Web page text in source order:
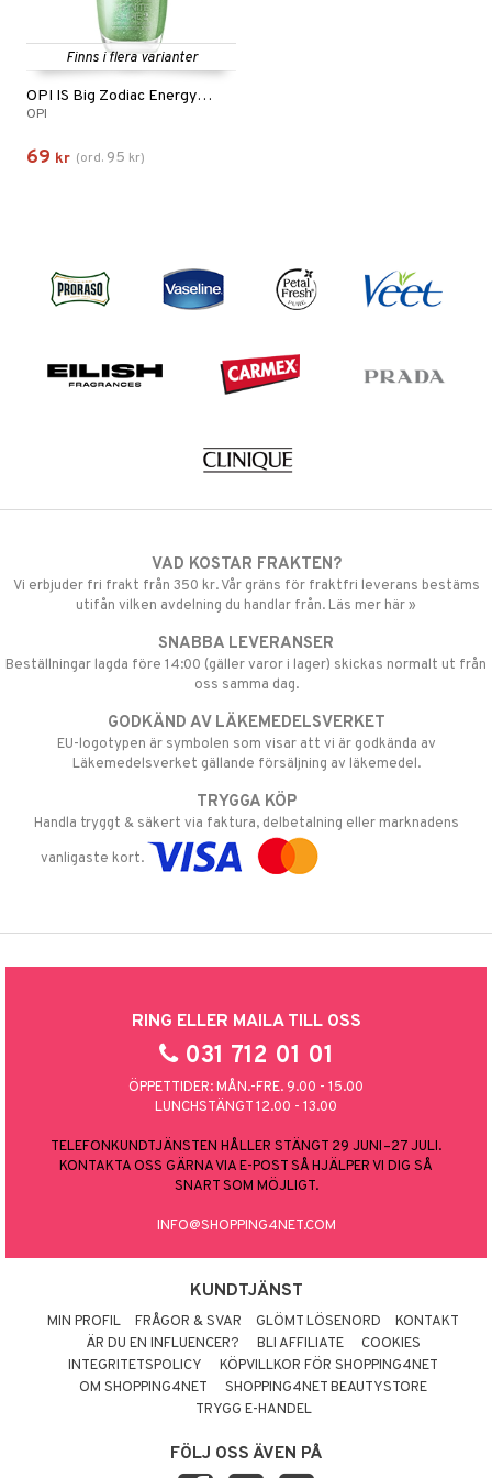
Finns i flera varianter
OPI IS Big Zodiac Energy Collection
OPI
69 kr (ord. 95 kr)
VAD KOSTAR FRAKTEN?
Vi erbjuder fri frakt från 350 kr. Vår gräns för fraktfri leverans bestäms
utifån vilken avdelning du handlar från. Läs mer här »
SNABBA LEVERANSER
Beställningar lagda före 14:00 (gäller varor i lager) skickas normalt ut från
oss samma dag.
GODKÄND AV LÄKEMEDELSVERKET
EU-logotypen är symbolen som visar att vi är godkända av
Läkemedelsverket gällande försäljning av läkemedel.
TRYGGA KÖP
Handla tryggt & säkert via faktura, delbetalning eller marknadens
vanligaste kort.
RING ELLER MAILA TILL OSS
031 712 01 01
ÖPPETTIDER: MÅN.-FRE. 9.00 - 15.00
LUNCHSTÄNGT 12.00 - 13.00
TELEFONKUNDTJÄNSTEN HÅLLER STÄNGT 29 JUNI–27 JULI.
KONTAKTA OSS GÄRNA VIA E-POST SÅ HJÄLPER VI DIG SÅ
SNART SOM MÖJLIGT.
INFO@SHOPPING4NET.COM
KUNDTJÄNST
MIN PROFIL FRÅGOR & SVAR GLÖMT LÖSENORD
KONTAKT
ÄR DU EN INFLUENCER?
BLI AFFILIATE
COOKIES
INTEGRITETSPOLICY
KÖPVILLKOR FÖR SHOPPING4NET
OM SHOPPING4NET
SHOPPING4NET BEAUTYSTORE
TRYGG E-HANDEL
FÖLJ OSS ÄVEN PÅ